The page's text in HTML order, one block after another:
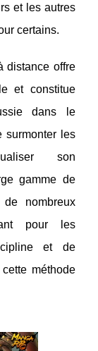
et les autres
certains.
distance offre
et constitue
dans le
surmonter les
son
gamme de
nombreux
pour les
et de
méthode